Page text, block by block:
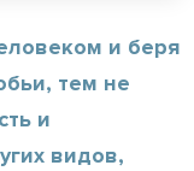
и беря
тем не
и
видов,